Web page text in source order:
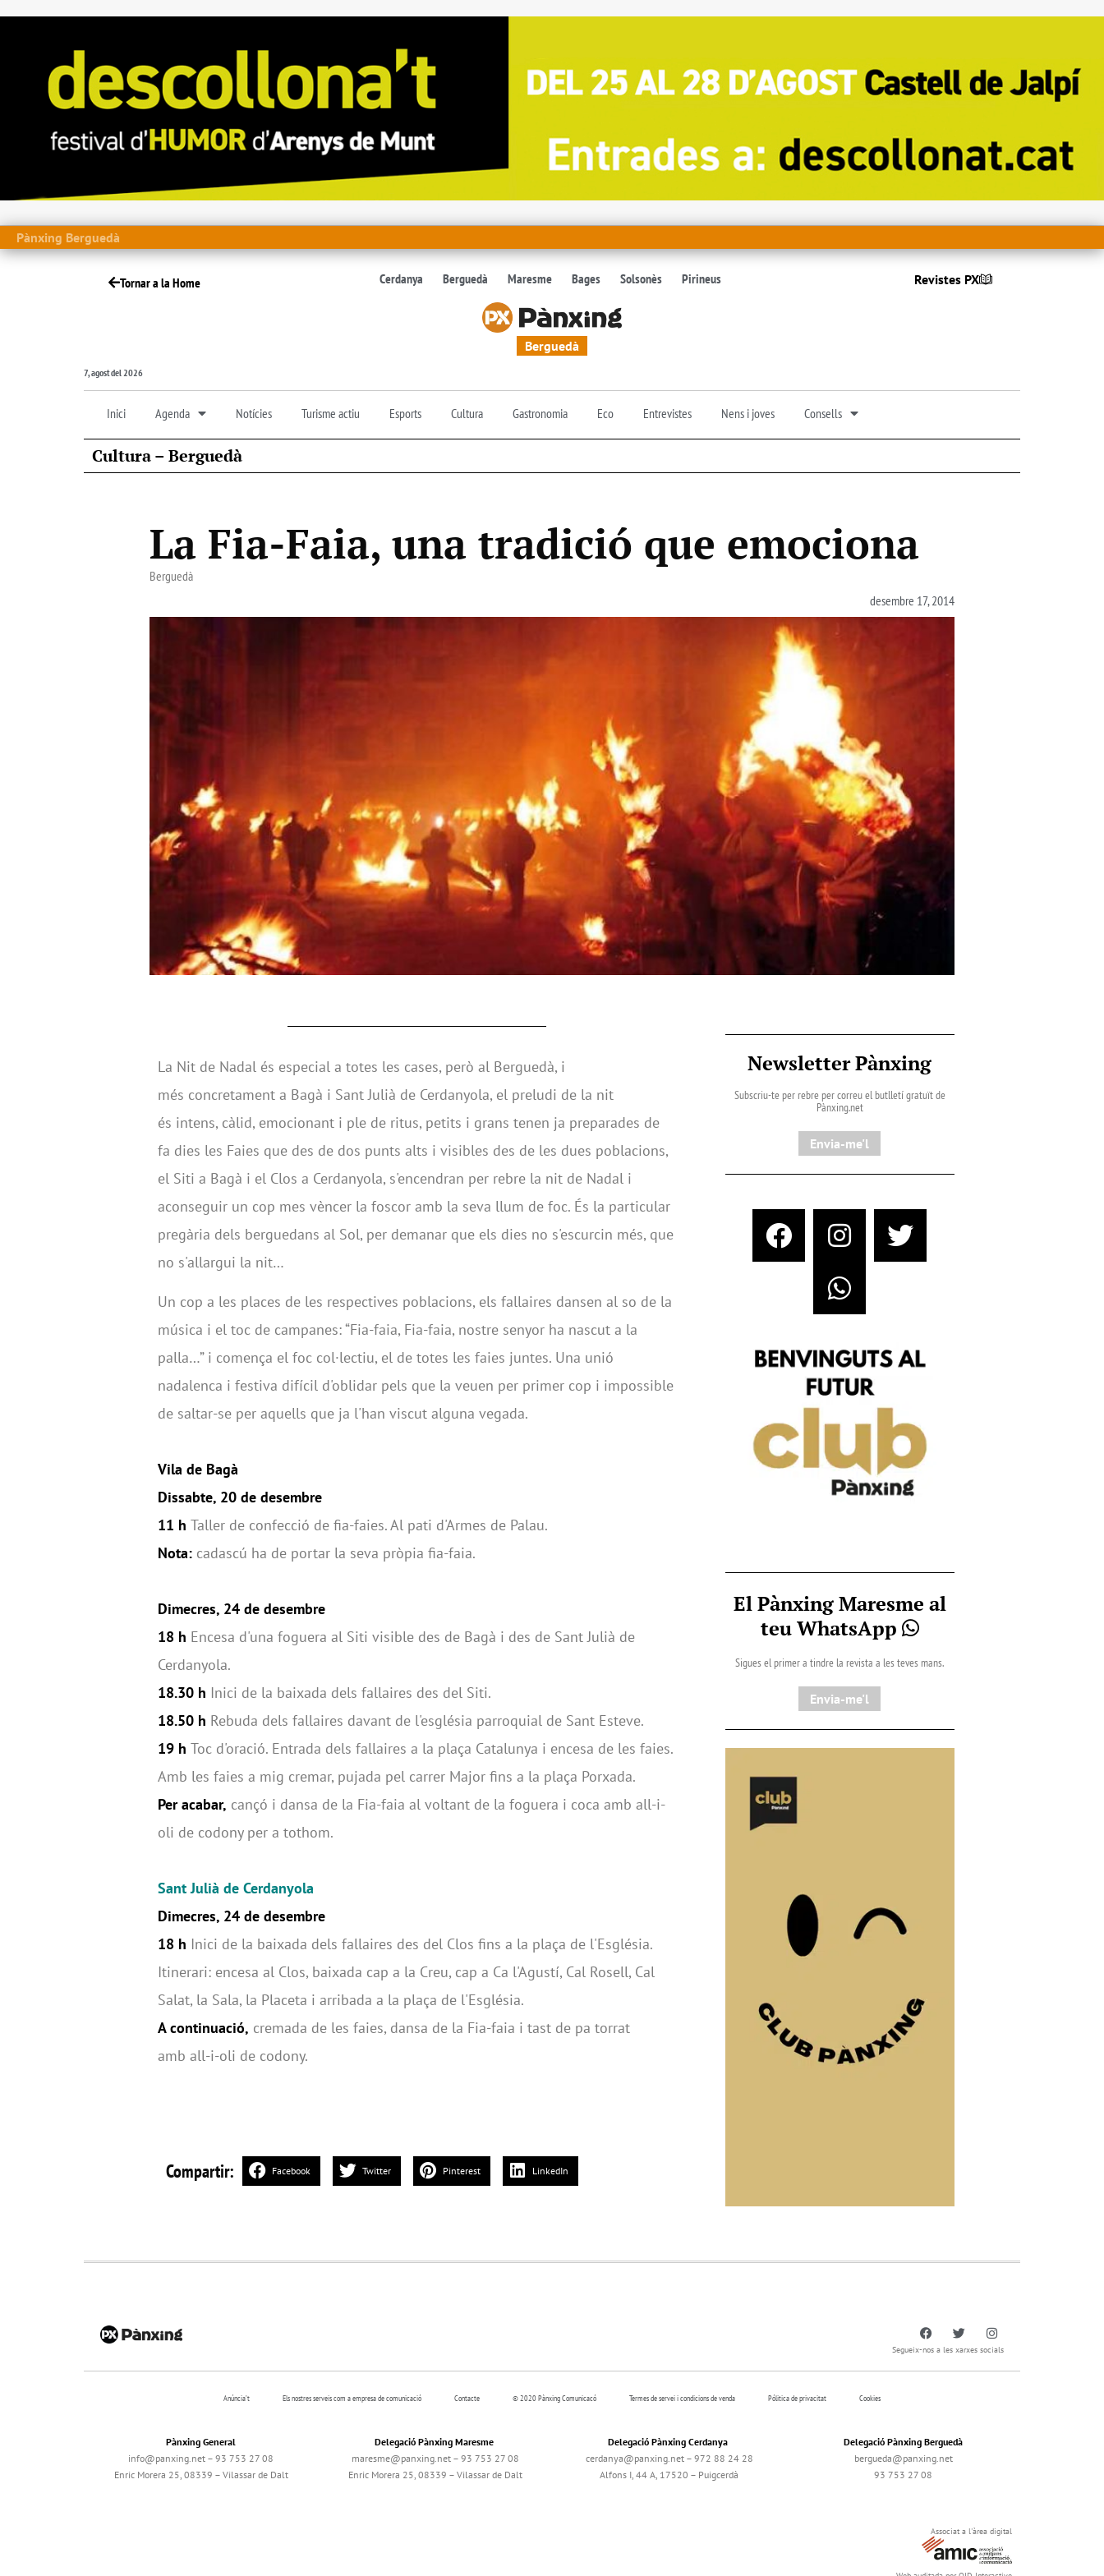
Pànxing Berguedà
Tornar a la Home Cerdanya Berguedà Maresme Bages Solsonès Pirineus Revistes PX
Berguedà
7, agost del 2026
Inici Agenda Notícies Turisme actiu Esports Cultura Gastronomia Eco Entrevistes Nens i joves Consells
Cultura – Berguedà
La Fia-Faia, una tradició que emociona
Berguedà
desembre 17, 2014
La Nit de Nadal és especial a totes les cases, però al Berguedà, i
més concretament a Bagà i Sant Julià de Cerdanyola, el preludi de la nit
és intens, càlid, emocionant i ple de ritus, petits i grans tenen ja preparades de
fa dies les Faies que des de dos punts alts i visibles des de les dues poblacions,
el Siti a Bagà i el Clos a Cerdanyola, s'encendran per rebre la nit de Nadal i
aconseguir un cop mes vèncer la foscor amb la seva llum de foc. És la particular
pregària dels berguedans al Sol, per demanar que els dies no s'escurcin més, que
no s'allargui la nit…
Un cop a les places de les respectives poblacions, els fallaires dansen al so de la
música i el toc de campanes: “Fia-faia, Fia-faia, nostre senyor ha nascut a la
palla…” i comença el foc col·lectiu, el de totes les faies juntes. Una unió
nadalenca i festiva difícil d'oblidar pels que la veuen per primer cop i impossible
de saltar-se per aquells que ja l'han viscut alguna vegada.
Vila de Bagà
Dissabte, 20 de desembre
11 h Taller de confecció de fia-faies. Al pati d'Armes de Palau.
Nota: cadascú ha de portar la seva pròpia fia-faia.
Dimecres, 24 de desembre
18 h Encesa d'una foguera al Siti visible des de Bagà i des de Sant Julià de
Cerdanyola.
18.30 h Inici de la baixada dels fallaires des del Siti.
18.50 h Rebuda dels fallaires davant de l'església parroquial de Sant Esteve.
19 h Toc d'oració. Entrada dels fallaires a la plaça Catalunya i encesa de les faies.
Amb les faies a mig cremar, pujada pel carrer Major fins a la plaça Porxada.
Per acabar, cançó i dansa de la Fia-faia al voltant de la foguera i coca amb all-i-
oli de codony per a tothom.
Sant Julià de Cerdanyola
Dimecres, 24 de desembre
18 h Inici de la baixada dels fallaires des del Clos fins a la plaça de l'Església.
Itinerari: encesa al Clos, baixada cap a la Creu, cap a Ca l'Agustí, Cal Rosell, Cal
Salat, la Sala, la Placeta i arribada a la plaça de l'Església.
A continuació, cremada de les faies, dansa de la Fia-faia i tast de pa torrat
amb all-i-oli de codony.
Compartir: Facebook Twitter Pinterest LinkedIn
Newsletter Pànxing
Subscriu-te per rebre per correu el butlletí gratuït de
Pànxing.net​
Envia-me'l
El Pànxing Maresme al
teu WhatsApp
Sigues el primer a tindre la revista a les teves mans.
Envia-me'l
Segueix-nos a les xarxes socials
Anúncia’t Els nostres serveis com a empresa de comunicació Contacte © 2020 Pànxing Comunicacó Termes de servei i condicions de venda Pólitica de privacitat Cookies
Pànxing General
info@panxing.net – 93 753 27 08
Enric Morera 25, 08339 – Vilassar de Dalt
Delegació Pànxing Maresme
maresme@panxing.net – 93 753 27 08
Enric Morera 25, 08339 – Vilassar de Dalt
Delegació Pànxing Cerdanya
cerdanya@panxing.net – 972 88 24 28
Alfons I, 44 A, 17520 – Puigcerdà
Delegació Pànxing Berguedà
bergueda@panxing.net
93 753 27 08
Associat a l'àrea digital